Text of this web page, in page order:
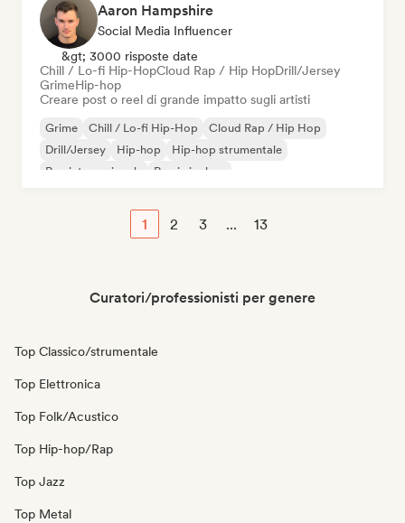
Aaron Hampshire
Social Media Influencer
&gt; 3000 risposte date
Chill / Lo-fi Hip-HopCloud Rap / Hip HopDrill/Jersey
GrimeHip-hop
Creare post o reel di grande impatto sugli artisti
Grime Chill / Lo-fi Hip-Hop
Cloud Rap / Hip Hop
Drill/Jersey
Hip-hop
Hip-hop strumentale
Rap internazionale
Rap in inglese
1 2 3 ... 13
Curatori/professionisti per genere
Top Classico/strumentale
Top Elettronica
Top Folk/Acustico
Top Hip-hop/Rap
Top Jazz
Top Metal